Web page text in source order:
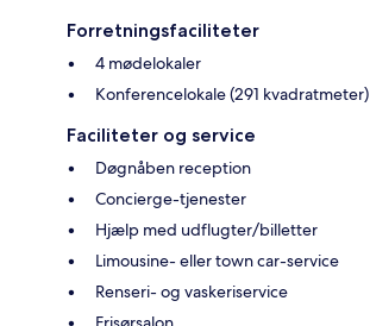
Forretningsfaciliteter
4 mødelokaler
Konferencelokale (291 kvadratmeter)
Faciliteter og service
Døgnåben reception
Concierge-tjenester
Hjælp med udflugter/billetter
Limousine- eller town car-service
Renseri- og vaskeriservice